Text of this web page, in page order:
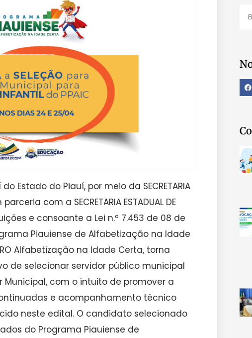
Estado do Piauí, por meio da SECRETARIA
com a SECRETARIA ESTADUAL DE
e consoante a Lei n.º 7.453 de 08 de
Piauiense de Alfabetização na Idade
Alfabetização na Idade Certa, torna
de selecionar servidor público municipal
com o intuito de promover a
e acompanhamento técnico
neste edital. O candidato selecionado
do Programa Piauiense de